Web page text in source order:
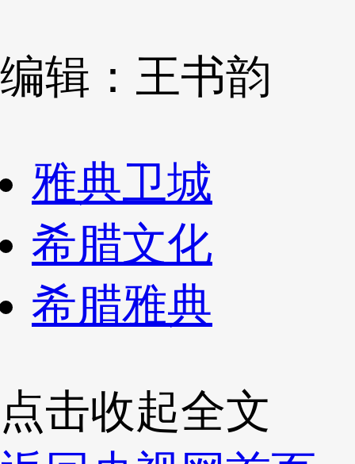
编辑：王书韵
雅典卫城
希腊文化
希腊雅典
点击收起全文